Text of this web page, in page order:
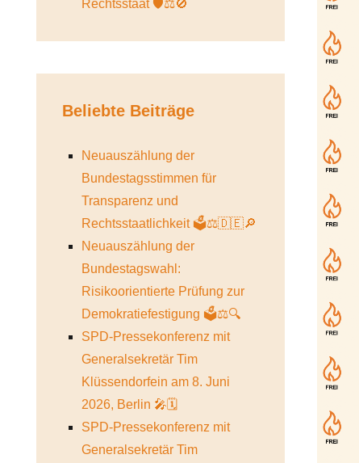
Rechtsstaat 🛡️⚖️🚫
Beliebte Beiträge
Neuauszählung der
Bundestagsstimmen für
Transparenz und
Rechtsstaatlichkeit 🗳️⚖️🇩🇪🔎
Neuauszählung der
Bundestagswahl:
Risikoorientierte Prüfung zur
Demokratiefestigung 🗳️⚖️🔍
SPD-Pressekonferenz mit
Generalsekretär Tim
Klüssendorfein am 8. Juni
2026, Berlin 🎤🗓️
SPD-Pressekonferenz mit
Generalsekretär Tim